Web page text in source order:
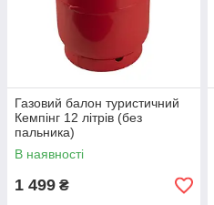
Газовий балон туристичний
Кемпінг 12 літрів (без
пальника)
В наявності
1 499 ₴